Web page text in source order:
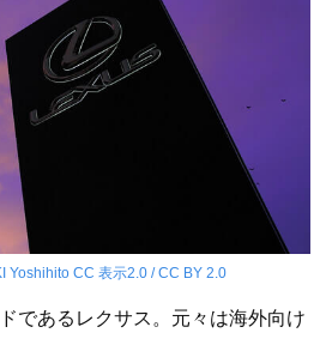
Yoshihito CC 表示2.0 / CC BY 2.0
であるレクサス。元々は海外向け